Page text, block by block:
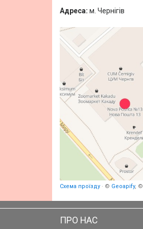
Адреса: м. Чернігів
Схема проїзду · © Geoapify, ©
ПРО НАС